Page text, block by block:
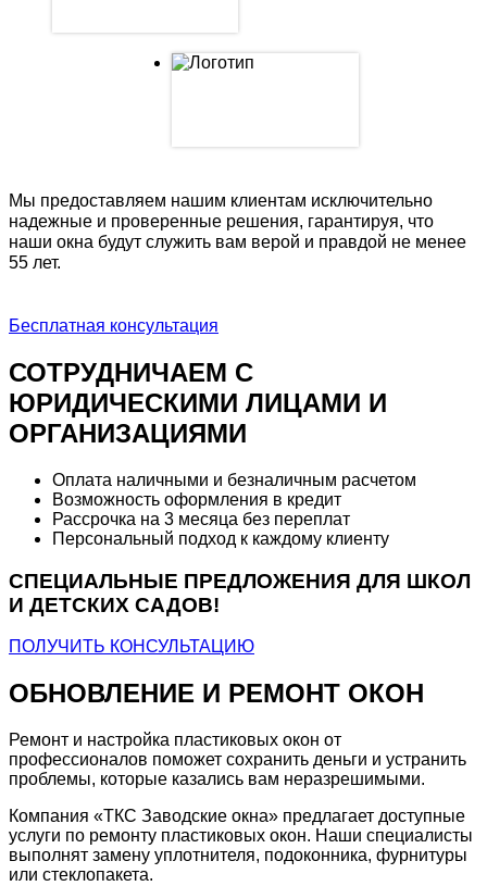
Мы предоставляем нашим клиентам исключительно
надежные и проверенные решения, гарантируя, что
наши окна будут служить вам верой и правдой не менее
55 лет.
Бесплатная консультация
СОТРУДНИЧАЕМ С
ЮРИДИЧЕСКИМИ ЛИЦАМИ И
ОРГАНИЗАЦИЯМИ
Оплата наличными и безналичным расчетом
Возможность оформления в кредит
Рассрочка на 3 месяца без переплат
Персональный подход к каждому клиенту
СПЕЦИАЛЬНЫЕ ПРЕДЛОЖЕНИЯ ДЛЯ ШКОЛ
И ДЕТСКИХ САДОВ!
ПОЛУЧИТЬ КОНСУЛЬТАЦИЮ
ОБНОВЛЕНИЕ И РЕМОНТ ОКОН
Ремонт и настройка пластиковых окон от
профессионалов поможет сохранить деньги и устранить
проблемы, которые казались вам неразрешимыми.
Компания «ТКС Заводские окна» предлагает доступные
услуги по ремонту пластиковых окон. Наши специалисты
выполнят замену уплотнителя, подоконника, фурнитуры
или стеклопакета.